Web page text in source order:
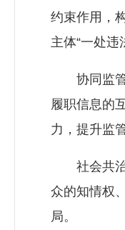
约束作用，
主体“一处违
协同监管
履职信息的
力，提升监
社会共治
众的知情权
局。